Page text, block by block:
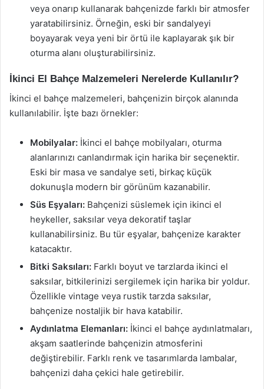
veya onarıp kullanarak bahçenizde farklı bir atmosfer
yaratabilirsiniz. Örneğin, eski bir sandalyeyi
boyayarak veya yeni bir örtü ile kaplayarak şık bir
oturma alanı oluşturabilirsiniz.
İkinci El Bahçe Malzemeleri Nerelerde Kullanılır?
İkinci el bahçe malzemeleri, bahçenizin birçok alanında
kullanılabilir. İşte bazı örnekler:
Mobilyalar: İkinci el bahçe mobilyaları, oturma
alanlarınızı canlandırmak için harika bir seçenektir.
Eski bir masa ve sandalye seti, birkaç küçük
dokunuşla modern bir görünüm kazanabilir.
Süs Eşyaları: Bahçenizi süslemek için ikinci el
heykeller, saksılar veya dekoratif taşlar
kullanabilirsiniz. Bu tür eşyalar, bahçenize karakter
katacaktır.
Bitki Saksıları: Farklı boyut ve tarzlarda ikinci el
saksılar, bitkilerinizi sergilemek için harika bir yoldur.
Özellikle vintage veya rustik tarzda saksılar,
bahçenize nostaljik bir hava katabilir.
Aydınlatma Elemanları: İkinci el bahçe aydınlatmaları,
akşam saatlerinde bahçenizin atmosferini
değiştirebilir. Farklı renk ve tasarımlarda lambalar,
bahçenizi daha çekici hale getirebilir.